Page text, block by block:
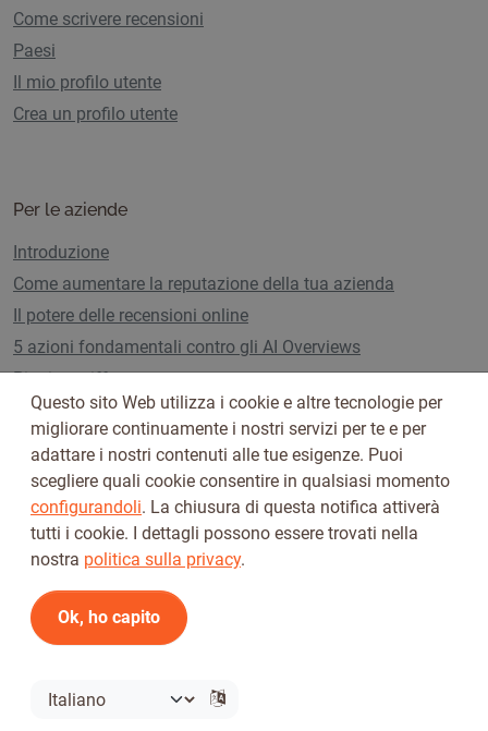
Come scrivere recensioni
Paesi
Il mio profilo utente
Crea un profilo utente
Per le aziende
Introduzione
Come aumentare la reputazione della tua azienda
Il potere delle recensioni online
5 azioni fondamentali contro gli AI Overviews
Piani e tariffe
Seguici su
© 2026 Tickiwi - Tutti i diritti riservati
Questo sito Web utilizza i cookie e altre tecnologie per
migliorare continuamente i nostri servizi per te e per
adattare i nostri contenuti alle tue esigenze. Puoi
scegliere quali cookie consentire in qualsiasi momento
configurandoli. La chiusura di questa notifica attiverà
tutti i cookie. I dettagli possono essere trovati nella
nostra politica sulla privacy.
Ok, ho capito